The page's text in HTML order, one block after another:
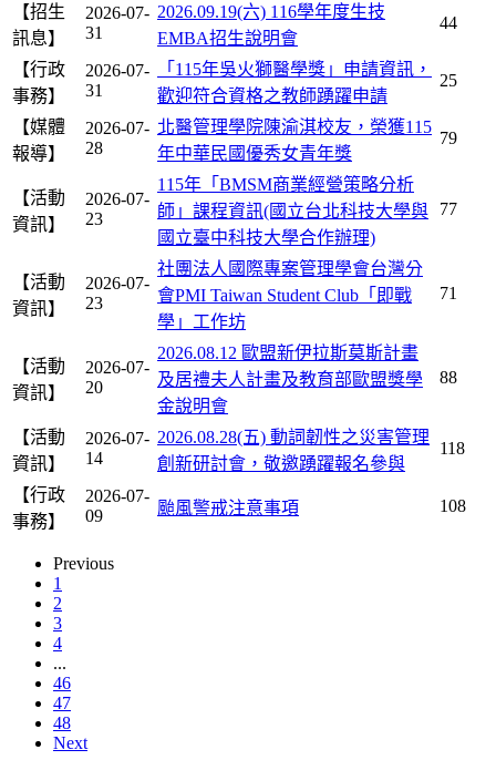
【招生
訊息】
2026-07-
31
2026.09.19(六) 116學年度生技
EMBA招生說明會
44
【行政
事務】
2026-07-
31
「115年吳火獅醫學獎」申請資訊，
歡迎符合資格之教師踴躍申請
25
【媒體
報導】
2026-07-
28
北醫管理學院陳渝淇校友，榮獲115
年中華民國優秀女青年獎
79
【活動
資訊】
2026-07-
23
115年「BMSM商業經營策略分析
師」課程資訊(國立台北科技大學與
國立臺中科技大學合作辦理)
77
【活動
資訊】
2026-07-
23
社團法人國際專案管理學會台灣分
會PMI Taiwan Student Club「即戰
學」工作坊
71
【活動
資訊】
2026-07-
20
2026.08.12 歐盟新伊拉斯莫斯計畫
及居禮夫人計畫及教育部歐盟獎學
金說明會
88
【活動
資訊】
2026-07-
14
2026.08.28(五) 動詞韌性之災害管理
創新研討會，敬邀踴躍報名參與
118
【行政
事務】
2026-07-
09
颱風警戒注意事項 108
Previous
1
2
3
4
...
46
47
48
Next